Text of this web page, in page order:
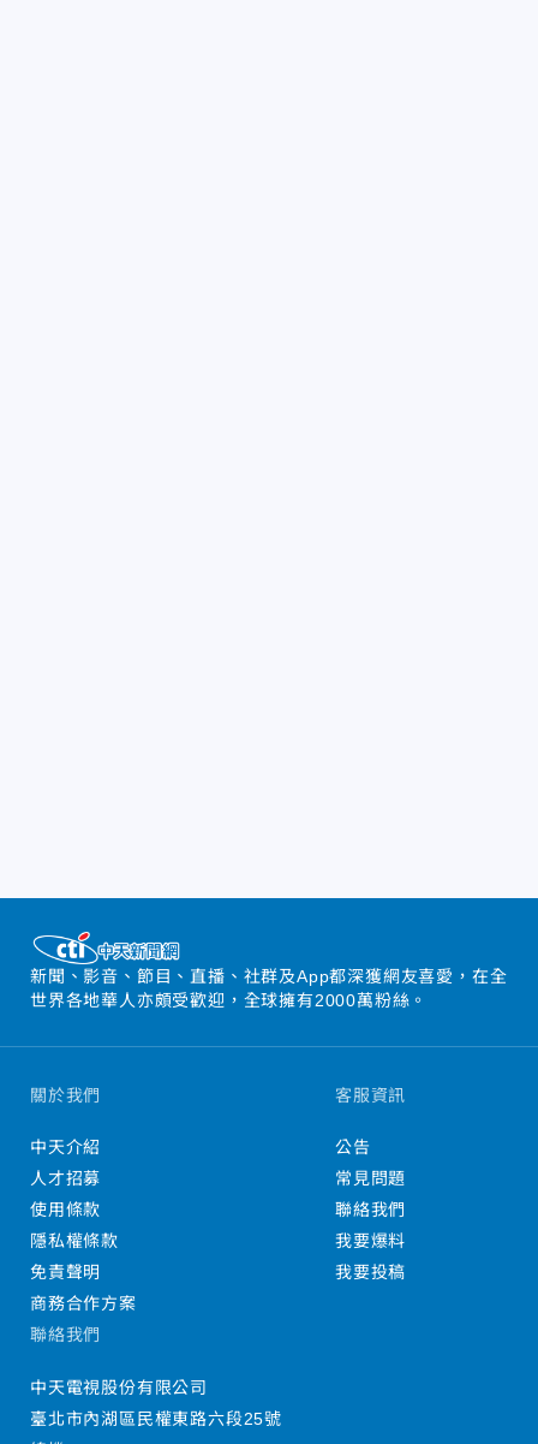
新聞、影音、節目、直播、社群及App都深獲網友喜愛，在全
世界各地華人亦頗受歡迎，全球擁有2000萬粉絲。
關於我們
中天介紹
人才招募
使用條款
隱私權條款
免責聲明
商務合作方案
客服資訊
公告
常見問題
聯絡我們
我要爆料
我要投稿
聯絡我們
中天電視股份有限公司
臺北市內湖區民權東路六段25號